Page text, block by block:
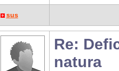
sus
Re:
natura